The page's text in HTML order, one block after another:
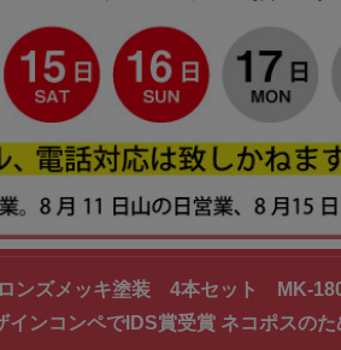
ンズメッキ塗装 4本セット MK-
ンコンペでIDS賞受賞 ネコポスの